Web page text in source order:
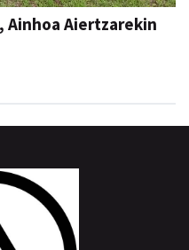
Ainhoa Aiertzarekin